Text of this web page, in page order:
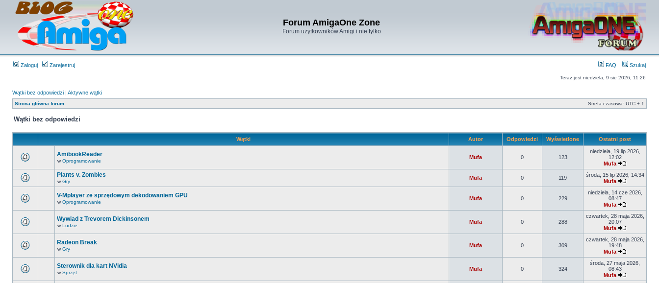
Forum AmigaOne Zone
Forum użytkowników Amigi i nie tylko
Zaloguj Zarejestruj FAQ Szukaj
Teraz jest niedziela, 9 sie 2026, 11:26
Wątki bez odpowiedzi | Aktywne wątki
Strona główna forum Strefa czasowa: UTC + 1
Wątki bez odpowiedzi
Wątki Autor Odpowiedzi Wyświetlone Ostatni post
AmibookReader
w Oprogramowanie
Mufa 0 123
niedziela, 19 lip 2026,
12:02
Mufa
Plants v. Zombies
w Gry
Mufa 0 119
środa, 15 lip 2026, 14:34
Mufa
V-Mplayer ze sprzędowym dekodowaniem GPU
w Oprogramowanie
Mufa 0 229
niedziela, 14 cze 2026,
08:47
Mufa
Wywiad z Trevorem Dickinsonem
w Ludzie
Mufa 0 288
czwartek, 28 maja 2026,
20:07
Mufa
Radeon Break
w Gry
Mufa 0 309
czwartek, 28 maja 2026,
19:48
Mufa
Sterownik dla kart NVidia
w Sprzęt
Mufa 0 324
środa, 27 maja 2026,
08:43
Mufa